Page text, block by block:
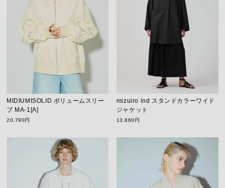
MIDIUMISOLID ボリュームスリー
ブ MA-1[A]
20,790円
mizuiro ind スタンドカラーワイド
ジャケット
13,860円